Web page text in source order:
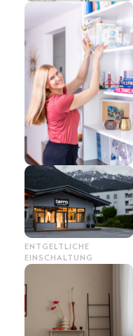
ENTGELTLICHE
EINSCHALTUNG